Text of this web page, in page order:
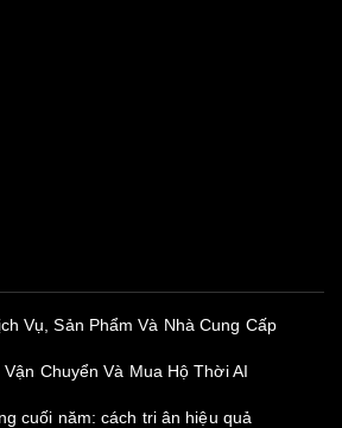
Vụ, Sản Phẩm Và Nhà Cung Cấp
Chuyển Và Mua Hộ Thời AI
cuối năm: cách tri ân hiệu quả